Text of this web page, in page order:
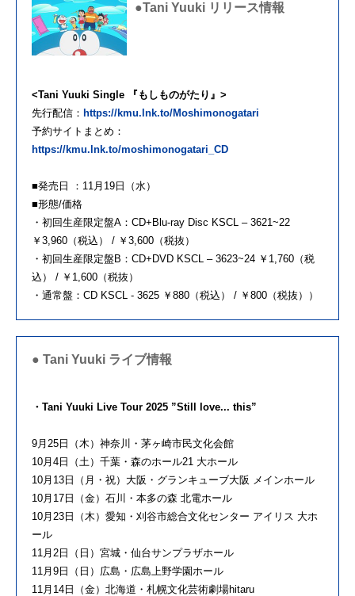
●Tani Yuuki リリース情報
<Tani Yuuki Single 『もしものがたり』>
先行配信： https://kmu.lnk.to/Moshimonogatari
予約サイトまとめ：
https://kmu.lnk.to/moshimonogatari_CD
■発売日 ：11月19日（水）
■形態/価格
・初回生産限定盤A：CD+Blu-ray Disc KSCL – 3621~22
￥3,960（税込） / ￥3,600（税抜）
・初回生産限定盤B：CD+DVD KSCL – 3623~24 ￥1,760（税
込） / ￥1,600（税抜）
・通常盤：CD KSCL - 3625 ￥880（税込） / ￥800（税抜））
● Tani Yuuki ライブ情報
・Tani Yuuki Live Tour 2025 ”Still love... this”
9月25日（木）神奈川・茅ヶ崎市民文化会館
10月4日（土）千葉・森のホール21 大ホール
10月13日（月・祝）大阪・グランキューブ大阪 メインホール
10月17日（金）石川・本多の森 北電ホール
10月23日（木）愛知・刈谷市総合文化センター アイリス 大ホ
ール
11月2日（日）宮城・仙台サンプラザホール
11月9日（日）広島・広島上野学園ホール
11月14日（金）北海道・札幌文化芸術劇場hitaru